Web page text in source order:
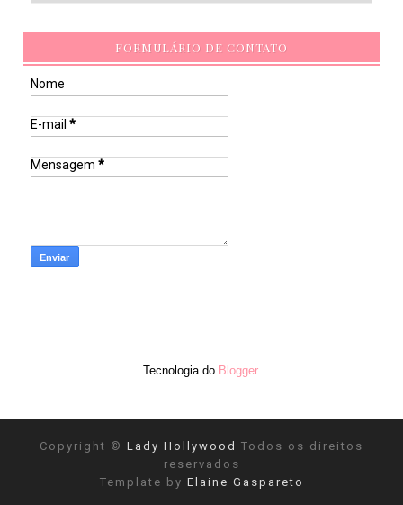
FORMULÁRIO DE CONTATO
Nome
E-mail *
Mensagem *
Tecnologia do Blogger.
Copyright © Lady Hollywood Todos os direitos
reservados
Template by Elaine Gaspareto